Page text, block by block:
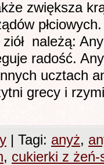
zwiększa
należą:
radość.
ucztach
grecy i
| Tagi: anyż,
, cukierki z żeń-